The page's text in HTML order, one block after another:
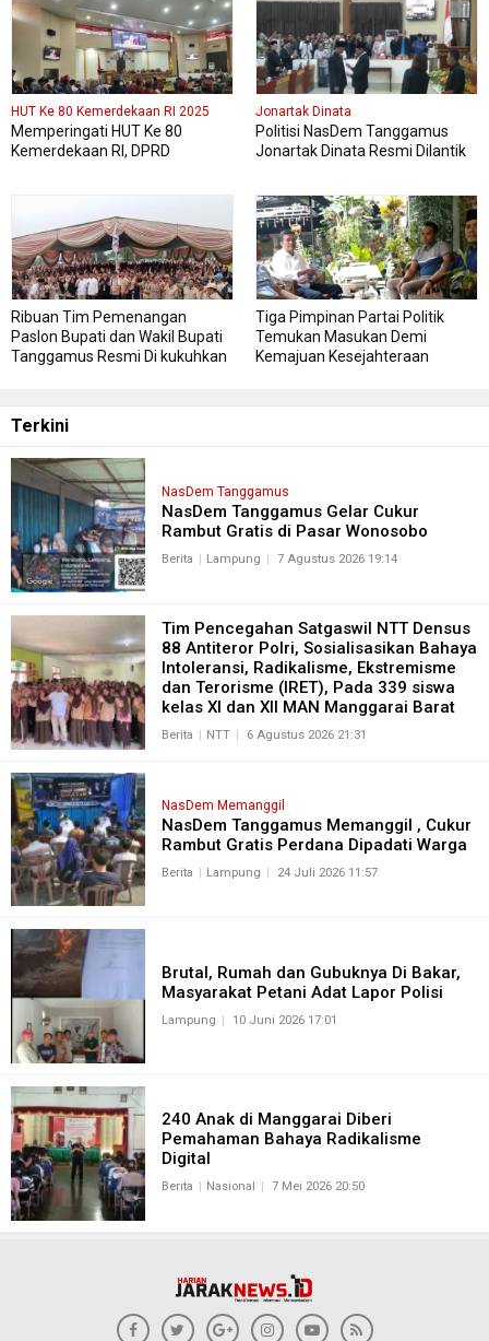
HUT Ke 80 Kemerdekaan RI 2025
Memperingati HUT Ke 80
Kemerdekaan RI, DPRD
Jonartak Dinata
Politisi NasDem Tanggamus
Jonartak Dinata Resmi Dilantik
Ribuan Tim Pemenangan
Paslon Bupati dan Wakil Bupati
Tanggamus Resmi Di kukuhkan
Tiga Pimpinan Partai Politik
Temukan Masukan Demi
Kemajuan Kesejahteraan
Terkini
NasDem Tanggamus
NasDem Tanggamus Gelar Cukur
Rambut Gratis di Pasar Wonosobo
Berita Lampung 7 Agustus 2026 19:14
Tim Pencegahan Satgaswil NTT Densus
88 Antiteror Polri, Sosialisasikan Bahaya
Intoleransi, Radikalisme, Ekstremisme
dan Terorisme (IRET), Pada 339 siswa
kelas XI dan XII MAN Manggarai Barat
Berita NTT 6 Agustus 2026 21:31
NasDem Memanggil
NasDem Tanggamus Memanggil , Cukur
Rambut Gratis Perdana Dipadati Warga
Berita Lampung 24 Juli 2026 11:57
Brutal, Rumah dan Gubuknya Di Bakar,
Masyarakat Petani Adat Lapor Polisi
Lampung 10 Juni 2026 17:01
240 Anak di Manggarai Diberi
Pemahaman Bahaya Radikalisme
Digital
Berita Nasional 7 Mei 2026 20:50